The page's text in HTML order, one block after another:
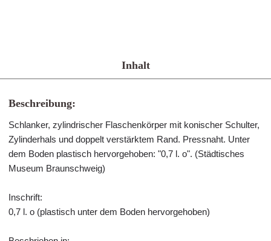
Inhalt
Beschreibung:
Schlanker, zylindrischer Flaschenkörper mit konischer Schulter,
Zylinderhals und doppelt verstärktem Rand. Pressnaht. Unter
dem Boden plastisch hervorgehoben: "0,7 l. o". (Städtisches
Museum Braunschweig)
Inschrift:
0,7 l. o (plastisch unter dem Boden hervorgehoben)